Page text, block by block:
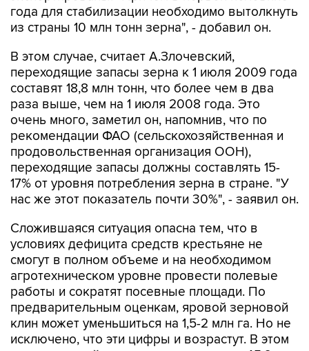
года для стабилизации необходимо вытолкнуть
из страны 10 млн тонн зерна", - добавил он.
В этом случае, считает А.Злочевский,
переходящие запасы зерна к 1 июля 2009 года
составят 18,8 млн тонн, что более чем в два
раза выше, чем на 1 июля 2008 года. Это
очень много, заметил он, напомнив, что по
рекомендации ФАО (сельскохозяйственная и
продовольственная организация ООН),
переходящие запасы должны составлять 15-
17% от уровня потребления зерна в стране. "У
нас же этот показатель почти 30%", - заявил он.
Сложившаяся ситуация опасна тем, что в
условиях дефицита средств крестьяне не
смогут в полном объеме и на необходимом
агротехническом уровне провести полевые
работы и сократят посевные площади. По
предварительным оценкам, яровой зерновой
клин может уменьшиться на 1,5-2 млн га. Но не
исключено, что эти цифры и возрастут. В этом